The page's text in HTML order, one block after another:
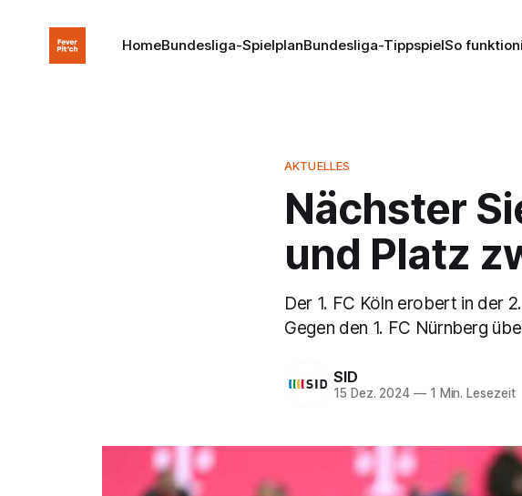
HomeBundesliga-SpielplanBundesliga-TippspielSo
AKTUELLES
Nächster
und Platz
Der 1. FC Köln erobert in der
Gegen den 1. FC Nürnberg
SID
15 Dez. 2024 —1 Min. Lesezeit